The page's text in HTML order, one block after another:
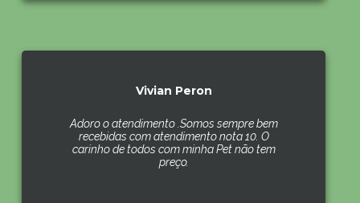
Vivian Peron
Adoro o atendimento .Somos sempre bem
recebidas com atendimento nota 10. O
carinho de todos com minha Pet não tem
preço.